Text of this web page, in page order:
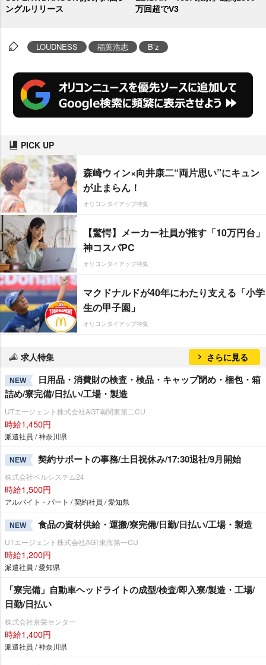
ングルリリース
万回超でV3
LOUDNESS 稲葉浩志 B’z
PICK UP
森崎ウィン×向井康二“両片思い”にキュン
が止まらん！
オリコンタイアップ特集
【驚愕】メーカー社員が推す「10万円台」
神コスパPC
オリコンタイアップ特集
マクドナルドが40年にわたり支える「小学
生の甲子園」
オリコンタイアップ特集
求人特集 さらに見る
NEW
日用品・消費財の検査・検品・キャップ閉め・梱包・箱
詰め/寮完備/日払い/工場・製造
UTエージェント株式会社AGT南関東第二CU
時給1,450円
派遣社員 / 神奈川県
NEW 契約サポートの事務/土日祝休み/17:30退社/9月開始
株式会社ベルシステム24
時給1,500円
アルバイト・パート / 契約社員 / 愛知県
NEW 食品の資材供給・運搬/寮完備/日勤/日払い/工場・製造
UTエージェント株式会社AGT東海第一CU
時給1,200円
派遣社員 / 愛知県
「寮完備」自動車ヘッドライトの成型/検査/即入寮/製造・工場/
日勤/日払い
株式会社京栄センター
時給1,400円
派遣社員 / 神奈川県